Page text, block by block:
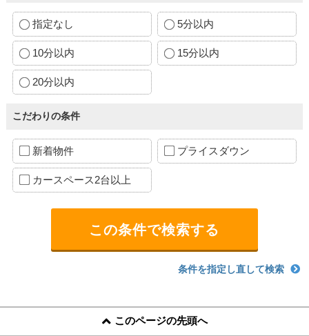
指定なし 5分以内
10分以内 15分以内
20分以内
こだわりの条件
新着物件 プライスダウン
カースペース2台以上
条件を指定し直して検索
このページの先頭へ